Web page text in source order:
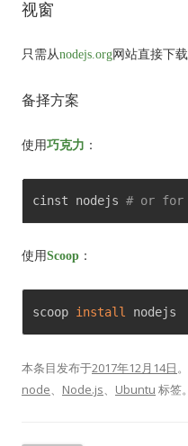
视窗
只需从nodejs.org网站直接下载
备择方案
使用巧克力 ：
cinst nodejs # or for
使用Scoop ：
scoop install nodejs
本条目发布于2017年12月14日
node、 Node.js、 Ubuntu 标签。